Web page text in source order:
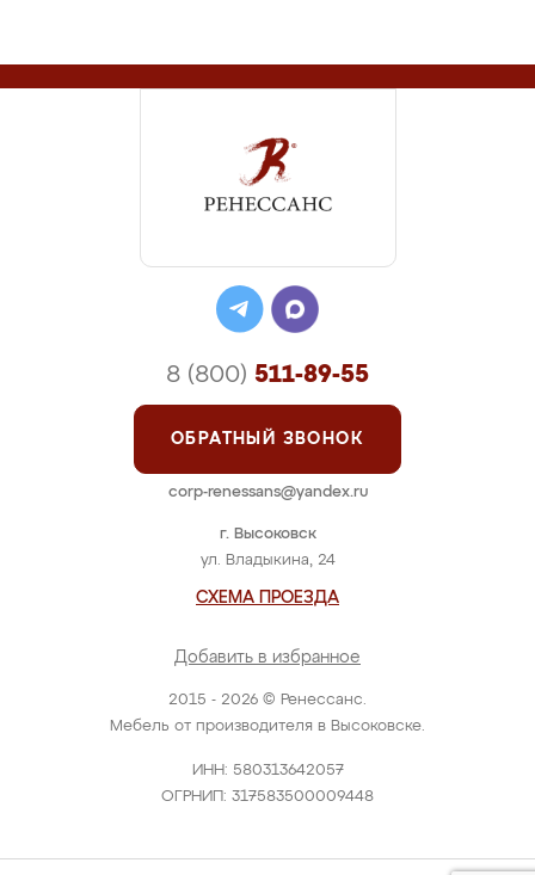
2015 - 2026 © Ренессанс.
Мебель от производителя в Высоковске.
ИНН: 580313642057
ОГРНИП: 317583500009448
г. Высоковск
ул. Владыкина, 24
СХЕМА ПРОЕЗДА
Добавить в избранное
8 (800) 511-89-55
ОБРАТНЫЙ ЗВОНОК
corp-renessans@yandex.ru